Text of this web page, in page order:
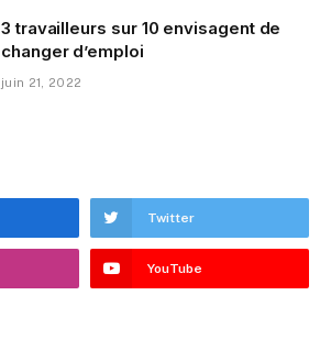
3 travailleurs sur 10 envisagent de
changer d’emploi
juin 21, 2022
Twitter
YouTube